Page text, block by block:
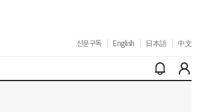
신문구독 English 日本語 中文